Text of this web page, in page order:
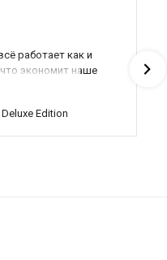
работает как и
экономит наше
оказываете
всех только вы и
Edition